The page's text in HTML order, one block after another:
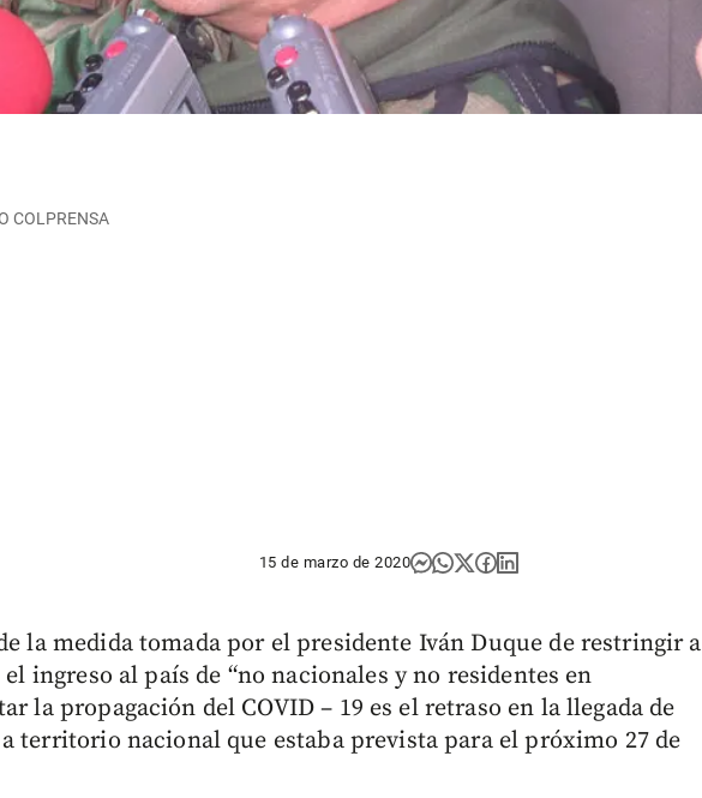
COLPRENSA
15 de marzo de 2020
la medida tomada por el presidente Iván Duque de restringir a
ingreso al país de “no nacionales y no residentes en
la propagación del COVID – 19 es el retraso en la llegada de
territorio nacional que estaba prevista para el próximo 27 de